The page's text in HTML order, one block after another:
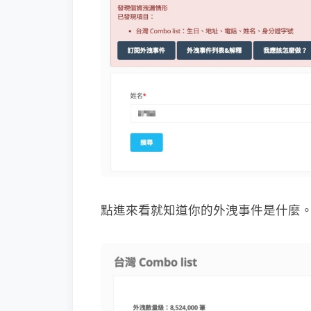
點進來看就知道你的外洩事件是什麼